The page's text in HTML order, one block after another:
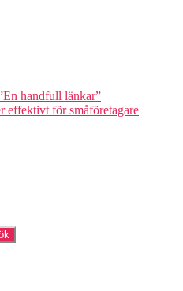
handfull länkar”
effektivt för småföretagare